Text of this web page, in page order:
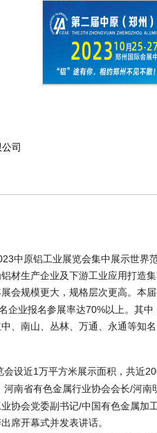
司
中原铝工业展览会集中展示世界
材生产企业及下游工业应用打造
会规模更大，规格层次更高。本
企业报名参展率达70%以上。其中
、南山、丛林、万通、永通等知
会设近1 万平方米展示面积，共近
河南省有色金属行业协会会长/河南
协会党委副书记/中国有色金属加
席开幕式并发表讲话。